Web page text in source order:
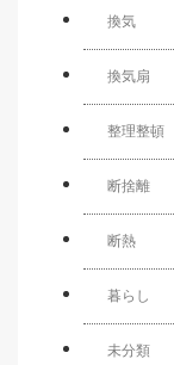
換気
換気扇
整理整頓
断捨離
断熱
暮らし
未分類